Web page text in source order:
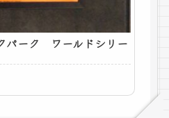
パーク ワールドシリー